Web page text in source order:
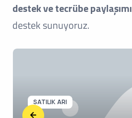
SATILIK ARI
destek ve tecrübe paylaşımı
destek sunuyoruz.